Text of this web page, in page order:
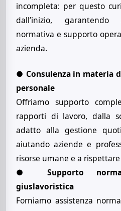
incompleta: per questo
dall’inizio, garantendo
normativa e supporto
azienda.
● Consulenza in materia
personale
Offriamo supporto
rapporti di lavoro, dalla
adatto alla gestione
aiutando aziende e
risorse umane e a
● Supporto
giuslavoristica
Forniamo assistenza